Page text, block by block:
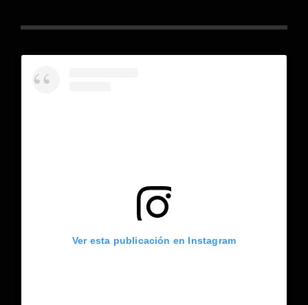
Ver esta publicación en Instagram